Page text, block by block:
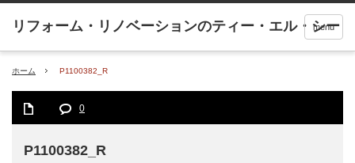
menu
ホーム P1100382_R
0
P1100382_R